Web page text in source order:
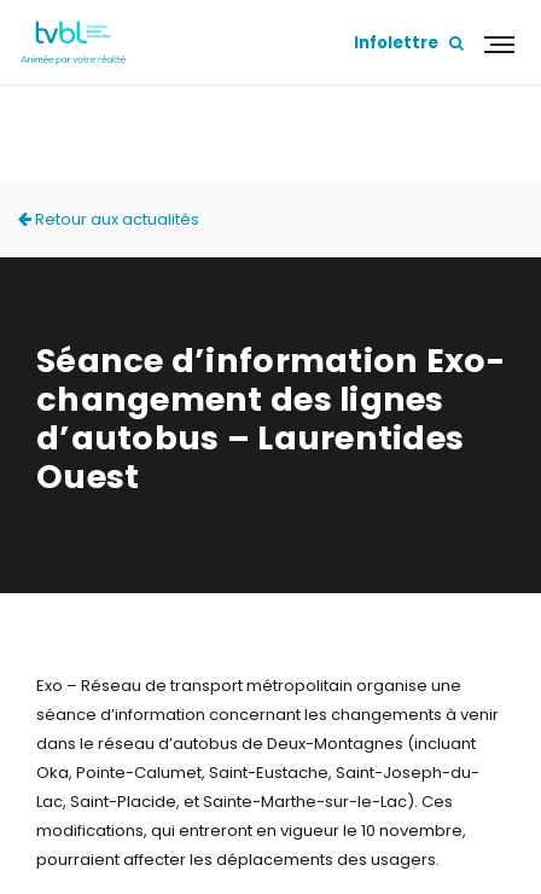
Infolettre
Retour aux actualités
Séance d’information Exo-
changement des lignes
d’autobus – Laurentides
Ouest
Exo – Réseau de transport métropolitain organise une
séance d’information concernant les changements à venir
dans le réseau d’autobus de Deux-Montagnes (incluant
Oka, Pointe-Calumet, Saint-Eustache, Saint-Joseph-du-
Lac, Saint-Placide, et Sainte-Marthe-sur-le-Lac). Ces
modifications, qui entreront en vigueur le 10 novembre,
pourraient affecter les déplacements des usagers.